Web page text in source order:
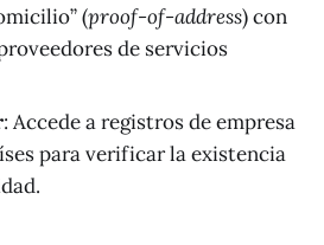
(proof-of-address) con
de servicios
: Accede a registros de empresa
para verificar la existencia